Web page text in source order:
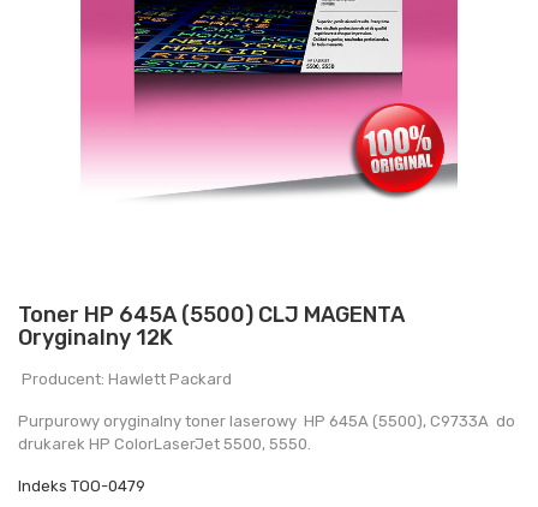
Toner HP 645A (5500) CLJ MAGENTA
Oryginalny 12K
Producent: Hawlett Packard
Purpurowy oryginalny toner laserowy HP 645A (5500), C9733A do
drukarek HP ColorLaserJet 5500, 5550.
Indeks TOO-0479